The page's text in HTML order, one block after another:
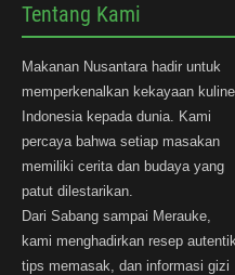
Tentang Kami
Makanan Nusantara hadir untuk
memperkenalkan kekayaan
Indonesia kepada dunia. Kami
percaya bahwa setiap masakan
memiliki cerita dan budaya yang
patut dilestarikan.
Dari Sabang sampai Merauke,
kami menghadirkan resep
tips memasak, dan informasi gizi